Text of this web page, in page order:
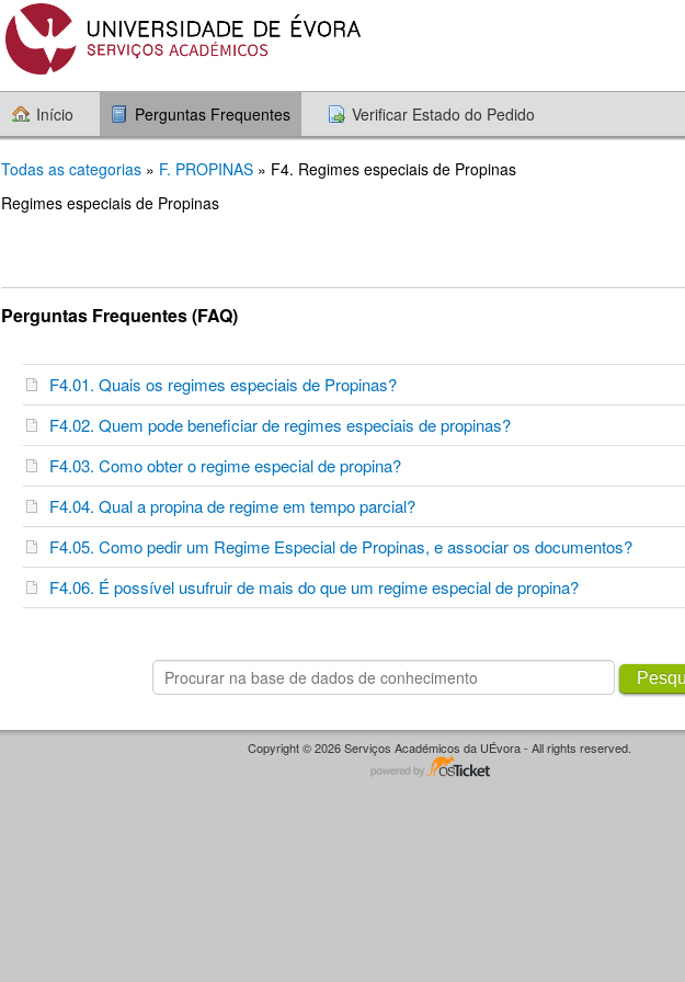
Início Perguntas Frequentes Verificar Estado do Pedido
Todas as categorias » F. PROPINAS » F4. Regimes especiais de Propinas
Regimes especiais de Propinas
Perguntas Frequentes (FAQ)
F4.01. Quais os regimes especiais de Propinas?
F4.02. Quem pode beneficiar de regimes especiais de propinas?
F4.03. Como obter o regime especial de propina?
F4.04. Qual a propina de regime em tempo parcial?
F4.05. Como pedir um Regime Especial de Propinas, e associar os documentos?
F4.06. É possível usufruir de mais do que um regime especial de propina?
Copyright © 2026 Serviços Académicos da UÉvora - All rights reserved.